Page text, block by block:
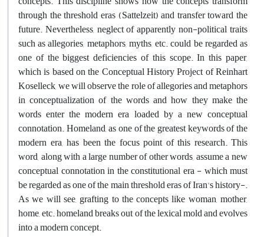
through the threshold eras (Sattelzeit) and transfer toward the
future. Nevertheless, neglect of apparently non-political traits
such as allegories, metaphors, myths, etc. could be regarded as
one of the biggest deficiencies of this scope. In this paper,
which is based on the Conceptual History Project of Reinhart
Koselleck, we will observe the role of allegories and metaphors
in conceptualization of the words and how they make the
words enter the modern era loaded by a new conceptual
connotation. Homeland, as one of the greatest keywords of the
modern era, has been the focus point of this research. This
word, along with a large number of other words, assume a new
conceptual connotation in the constitutional era - which must
be regarded as one of the main threshold eras of Iran's history-.
As we will see, grafting to the concepts like woman, mother,
home, etc. homeland breaks out of the lexical mold and evolves
into a modern concept.